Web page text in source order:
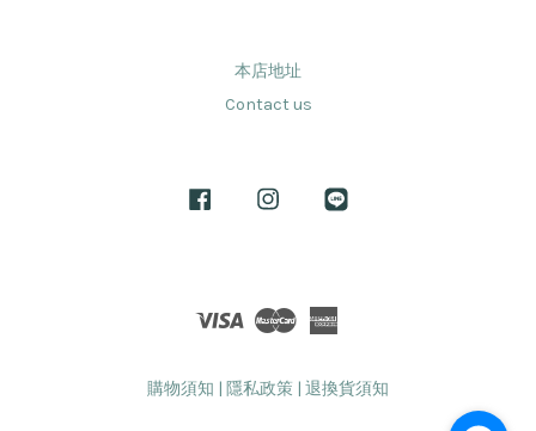
本店地址
Contact us
Facebook Instagram
Visa Master
購物須知 | 隱私政策 | 退換貨須知